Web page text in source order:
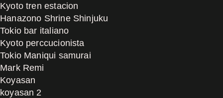
Kyoto tren estacion
Hanazono Shrine Shinjuku
Tokio bar italiano
Kyoto perccucionista
Tokio Maniqui samurai
Mark Remi
Koyasan
koyasan 2